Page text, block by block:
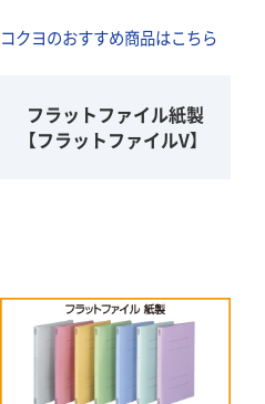
コクヨのおすすめ商品はこちら
フラットファイル紙製
【フラットファイルV】